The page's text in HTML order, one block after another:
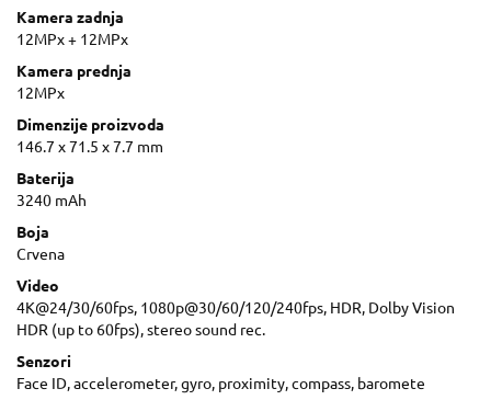
Kamera zadnja
12MPx + 12MPx
Kamera prednja
12MPx
Dimenzije proizvoda
146.7 x 71.5 x 7.7 mm
Baterija
3240 mAh
Boja
Crvena
Video
4K@24/30/60fps, 1080p@30/60/120/240fps, HDR, Dolby Vision
HDR (up to 60fps), stereo sound rec.
Senzori
Face ID, accelerometer, gyro, proximity, compass, baromete